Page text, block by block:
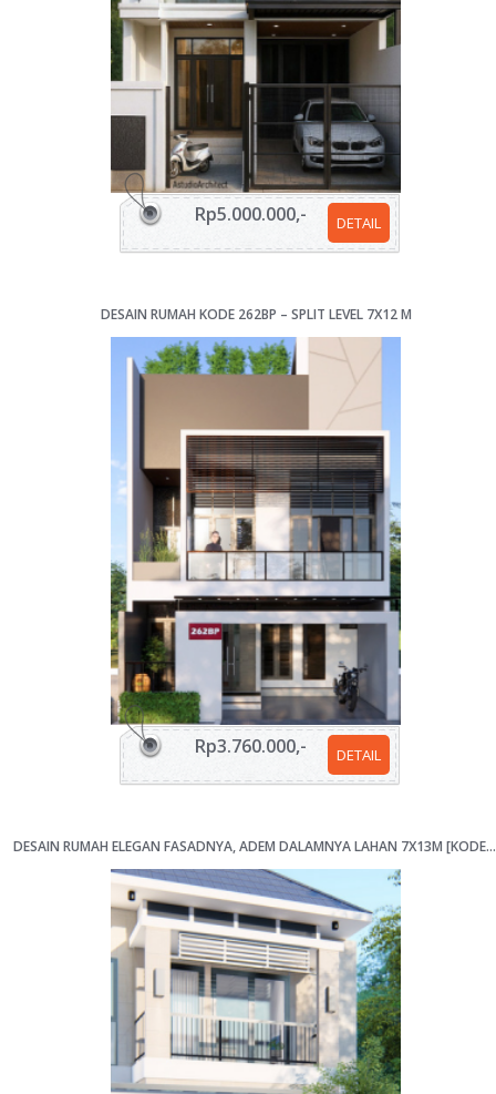
DETAIL
Rp5.000.000,-
DESAIN RUMAH KODE 262BP – SPLIT LEVEL 7X12 M
DETAIL
Rp3.760.000,-
DESAIN RUMAH ELEGAN FASADNYA, ADEM DALAMNYA LAHAN 7X13M [KODE 259Z]